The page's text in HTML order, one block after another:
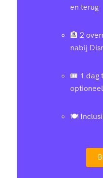
en terug
🏨 2
nabij
🎟️ 1 dag
🍽️